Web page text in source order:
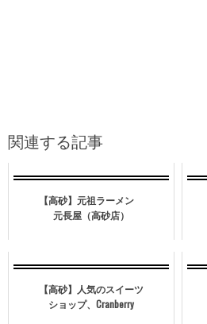
関連する記事
【高砂】元祖ラーメン
元長屋（高砂店）
【高砂】人気のスイーツ
ショップ、Cranberry